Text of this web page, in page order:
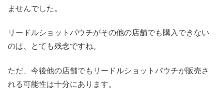
ませんでした。
リードルショットパウチがその他の店舗でも購入できない
のは、とても残念ですね。
ただ、今後他の店舗でもリードルショットパウチが販売さ
れる可能性は十分にあります。